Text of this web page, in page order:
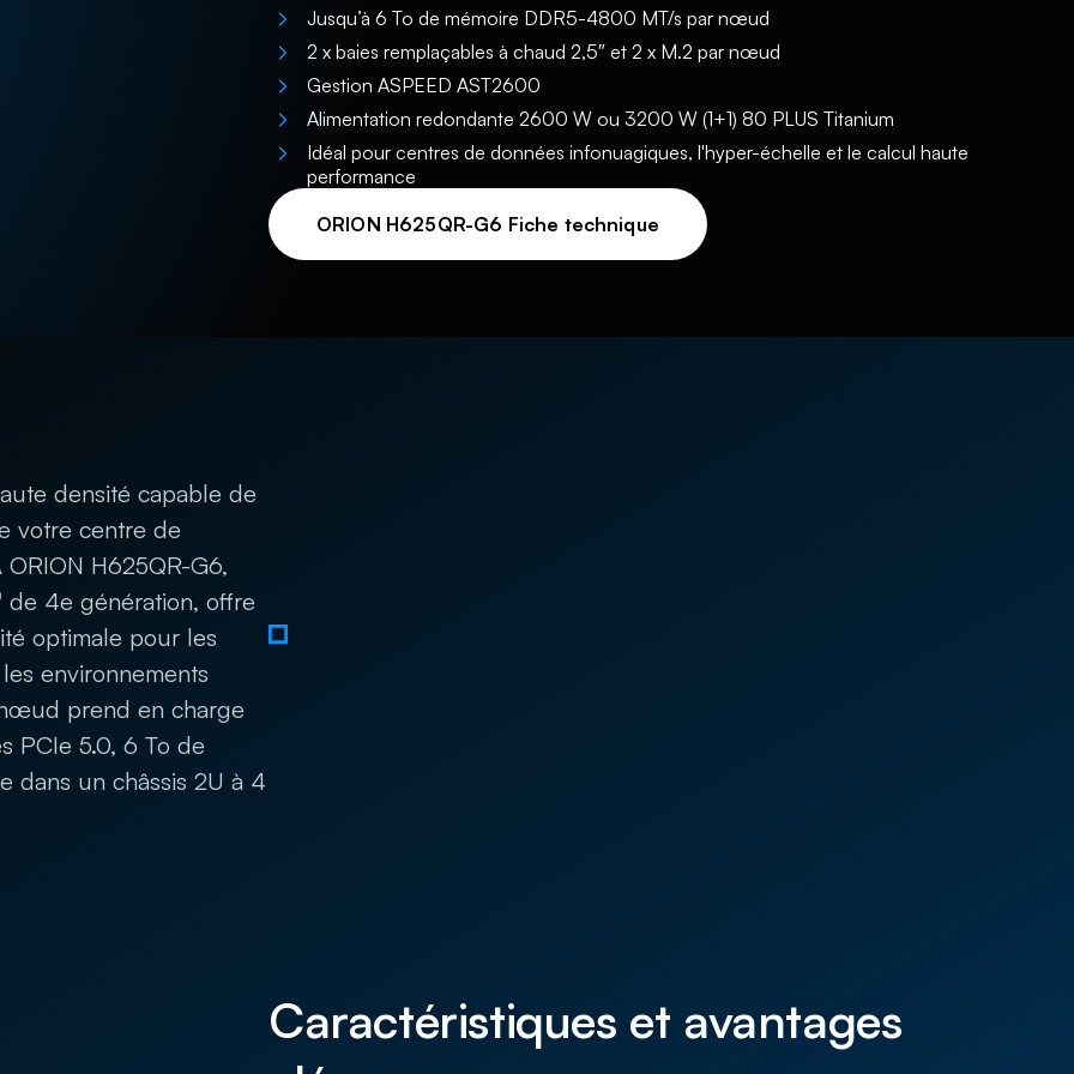
Jusqu’à 6 To de mémoire DDR5-4800 MT/s par nœud
2 x baies remplaçables à chaud 2,5″ et 2 x M.2 par nœud
Gestion ASPEED AST2600
Alimentation redondante 2600 W ou 3200 W (1+1) 80 PLUS Titanium
Idéal pour centres de données infonuagiques, l'hyper-échelle et le calcul haute
performance
ORION H625QR-G6 Fiche technique
densité capable de
votre centre de
H625QR-G6,
de 4e génération, offre
optimale pour les
environnements
prend en charge
PCIe 5.0, 6 To de
dans un châssis 2U à 4
Caractéristiques et avantages